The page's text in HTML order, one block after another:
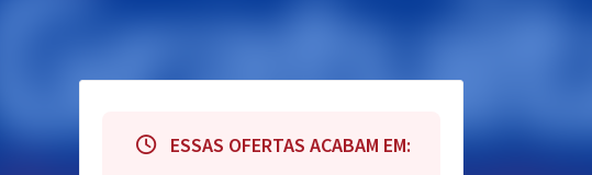
ESSAS OFERTAS ACABAM EM: